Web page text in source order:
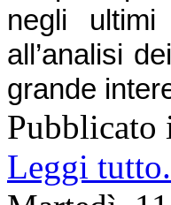
negli ultimi
all’analisi
grande
Pubblicato
Leggi